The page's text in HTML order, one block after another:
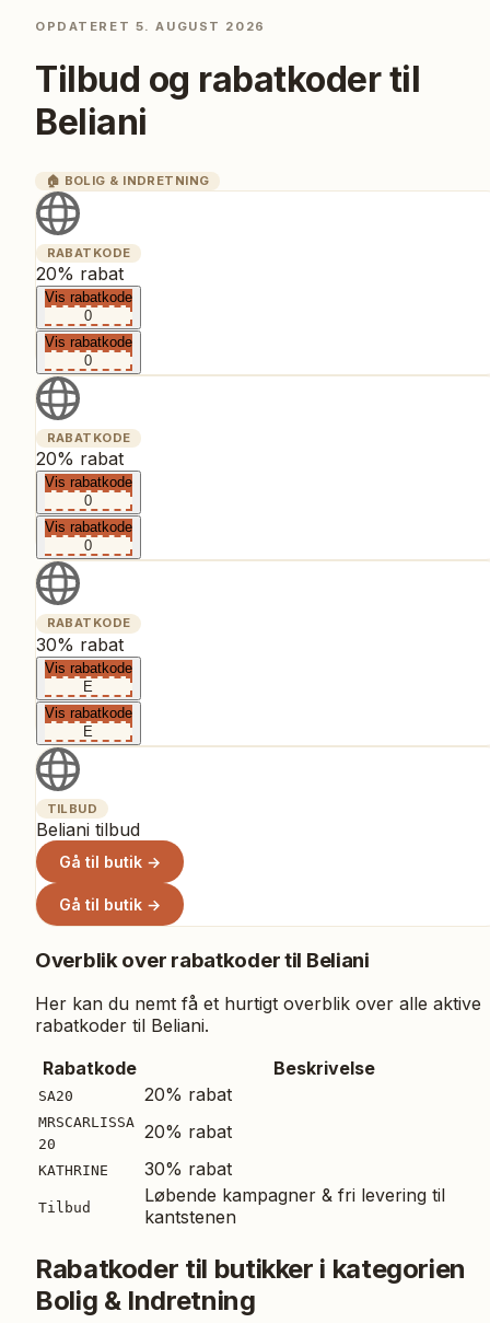
OPDATERET 5. AUGUST 2026
Tilbud og rabatkoder til
Beliani
🏠 BOLIG & INDRETNING
RABATKODE
20% rabat
Vis rabatkode
0
Vis rabatkode
0
RABATKODE
20% rabat
Vis rabatkode
0
Vis rabatkode
0
RABATKODE
30% rabat
Vis rabatkode
E
Vis rabatkode
E
TILBUD
Beliani tilbud
Gå til butik →
Gå til butik →
Overblik over rabatkoder til Beliani
Her kan du nemt få et hurtigt overblik over alle aktive
rabatkoder til Beliani.
Rabatkode
Beskrivelse
SA20 20% rabat
MRSCARLISSA
20
20% rabat
KATHRINE 30% rabat
Tilbud
Løbende kampagner & fri levering til
kantstenen
Rabatkoder til butikker i kategorien
Bolig & Indretning